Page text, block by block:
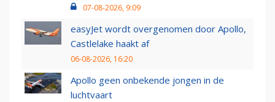
07-08-2026, 9:09
easyJet wordt overgenomen door Apollo,
Castlelake haakt af
06-08-2026, 16:20
Apollo geen onbekende jongen in de
luchtvaart